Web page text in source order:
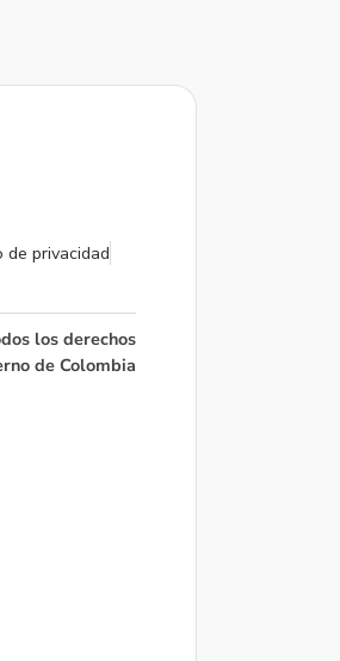
de privacidad
los derechos
de Colombia